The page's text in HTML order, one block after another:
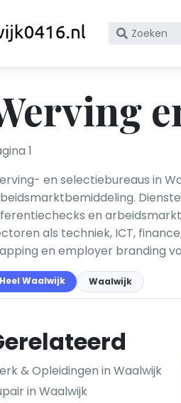
Zoek
KvK
nummer
1
en selectiebureaus in
en
als techniek, ICT,
en employer branding
Heel Waalwijk Waalwijk
& Opleidingen in Waalwijk
in Waalwijk